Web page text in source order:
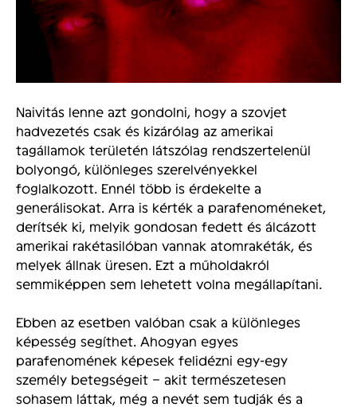
Naivitás lenne azt gondolni, hogy a szovjet
hadvezetés csak és kizárólag az amerikai
tagállamok területén látszólag rendszertelenül
bolyongó, különleges szerelvényekkel
foglalkozott. Ennél több is érdekelte a
generálisokat. Arra is kérték a parafenoméneket,
derítsék ki, melyik gondosan fedett és álcázott
amerikai rakétasilóban vannak atomrakéták, és
melyek állnak üresen. Ezt a műholdakról
semmiképpen sem lehetett volna megállapítani.
Ebben az esetben valóban csak a különleges
képesség segíthet. Ahogyan egyes
parafenomének képesek felidézni egy-egy
személy betegségeit – akit természetesen
sohasem láttak, még a nevét sem tudják és a